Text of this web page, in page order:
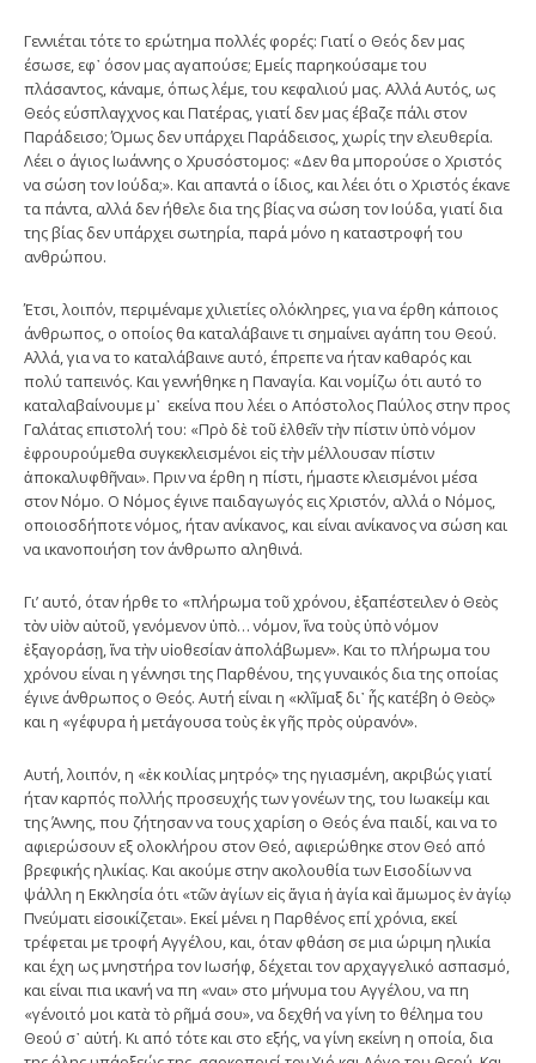
Γεννιέται τότε το ερώτημα πολλές φορές: Γιατί ο Θεός δεν μας
έσωσε, εφ᾿ όσον μας αγαπούσε; Εμείς παρηκούσαμε του
πλάσαντος, κάναμε, όπως λέμε, του κεφαλιού μας. Αλλά Αυτός, ως
Θεός εύσπλαγχνος και Πατέρας, γιατί δεν μας έβαζε πάλι στον
Παράδεισο; Όμως δεν υπάρχει Παράδεισος, χωρίς την ελευθερία.
Λέει ο άγιος Ιωάννης ο Χρυσόστομος: «Δεν θα μπορούσε ο Χριστός
να σώση τον Ιούδα;». Και απαντά ο ίδιος, και λέει ότι ο Χριστός έκανε
τα πάντα, αλλά δεν ήθελε δια της βίας να σώση τον Ιούδα, γιατί δια
της βίας δεν υπάρχει σωτηρία, παρά μόνο η καταστροφή του
ανθρώπου.
Έτσι, λοιπόν, περιμέναμε χιλιετίες ολόκληρες, για να έρθη κάποιος
άνθρωπος, ο οποίος θα καταλάβαινε τι σημαίνει αγάπη του Θεού.
Αλλά, για να το καταλάβαινε αυτό, έπρεπε να ήταν καθαρός και
πολύ ταπεινός. Και γεννήθηκε η Παναγία. Και νομίζω ότι αυτό το
καταλαβαίνουμε μ᾿ εκείνα που λέει ο Απόστολος Παύλος στην προς
Γαλάτας επιστολή του: «Πρὸ δὲ τοῦ ἐλθεῖν τὴν πίστιν ὑπὸ νόμον
ἐφρουρούμεθα συγκεκλεισμένοι εἰς τὴν μέλλουσαν πίστιν
ἀποκαλυφθῆναι». Πριν να έρθη η πίστι, ήμαστε κλεισμένοι μέσα
στον Νόμο. Ο Νόμος έγινε παιδαγωγός εις Χριστόν, αλλά ο Νόμος,
οποιοσδήποτε νόμος, ήταν ανίκανος, και είναι ανίκανος να σώση και
να ικανοποιήση τον άνθρωπο αληθινά.
Γι’ αυτό, όταν ήρθε το «πλήρωμα τοῦ χρόνου, ἐξαπέστειλεν ὁ Θεὸς
τὸν υἱὸν αὐτοῦ, γενόμενον ὑπὸ… νόμον, ἵνα τοὺς ὑπὸ νόμον
ἐξαγοράσῃ, ἵνα τὴν υἱοθεσίαν ἀπολάβωμεν». Και το πλήρωμα του
χρόνου είναι η γέννησι της Παρθένου, της γυναικός δια της οποίας
έγινε άνθρωπος ο Θεός. Αυτή είναι η «κλῖμαξ δι᾿ ἧς κατέβη ὁ Θεὸς»
και η «γέφυρα ἡ μετάγουσα τοὺς ἐκ γῆς πρὸς οὐρανόν».
Αυτή, λοιπόν, η «ἐκ κοιλίας μητρός» της ηγιασμένη, ακριβώς γιατί
ήταν καρπός πολλής προσευχής των γονέων της, του Ιωακείμ και
της Άννης, που ζήτησαν να τους χαρίση ο Θεός ένα παιδί, και να το
αφιερώσουν εξ ολοκλήρου στον Θεό, αφιερώθηκε στον Θεό από
βρεφικής ηλικίας. Και ακούμε στην ακολουθία των Εισοδίων να
ψάλλη η Εκκλησία ότι «τῶν ἁγίων εἰς ἅγια ἡ ἁγία καὶ ἄμωμος ἐν ἁγίῳ
Πνεύματι εἰσοικίζεται». Εκεί μένει η Παρθένος επί χρόνια, εκεί
τρέφεται με τροφή Αγγέλου, και, όταν φθάση σε μια ώριμη ηλικία
και έχη ως μνηστήρα τον Ιωσήφ, δέχεται τον αρχαγγελικό ασπασμό,
και είναι πια ικανή να πη «ναι» στο μήνυμα του Αγγέλου, να πη
«γένοιτό μοι κατὰ τὸ ρῆμά σου», να δεχθή να γίνη το θέλημα του
Θεού σ᾿ αὐτή. Κι από τότε και στο εξής, να γίνη εκείνη η οποία, δια